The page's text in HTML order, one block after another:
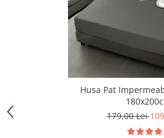
Lenjerii De Pat Damasc 1 Persoana
Lenjerii De Pat, Imprimeu 3D, 1
Husa Pat
179,00 Lei